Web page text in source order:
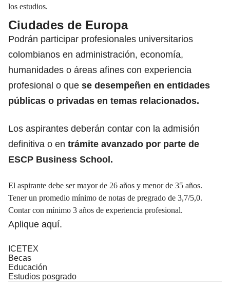
los estudios.
Ciudades de Europa
Podrán participar profesionales universitarios
colombianos en administración, economía,
humanidades o áreas afines con experiencia
profesional o que se desempeñen en entidades
públicas o privadas en temas relacionados.
Los aspirantes deberán contar con la admisión
definitiva o en trámite avanzado por parte de
ESCP Business School.
El aspirante debe ser mayor de 26 años y menor de 35 años.
Tener un promedio mínimo de notas de pregrado de 3,7/5,0.
Contar con mínimo 3 años de experiencia profesional.
Aplique aquí.
ICETEX
Becas
Educación
Estudios posgrado